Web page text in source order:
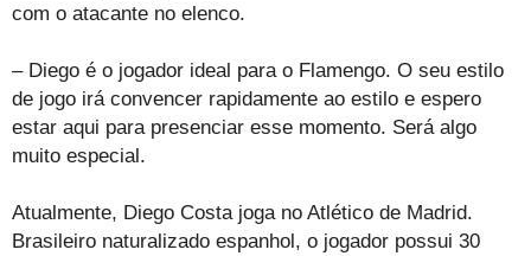
com o atacante no elenco.
– Diego é o jogador ideal para o Flamengo. O seu estilo
de jogo irá convencer rapidamente ao estilo e espero
estar aqui para presenciar esse momento. Será algo
muito especial.
Atualmente, Diego Costa joga no Atlético de Madrid.
Brasileiro naturalizado espanhol, o jogador possui 30